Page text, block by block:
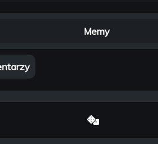
Memy